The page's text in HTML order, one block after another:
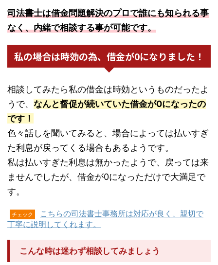
司法書士は借金問題解決のプロで誰にも知られる事
なく、内緒で相談する事が可能です。
私の場合は時効の為、借金が0になりました！
相談してみたら私の借金は時効というものだったよ
うで、 なんと督促が続いていた借金が0になったの
です！
色々話しを聞いてみると、場合によっては払いすぎ
た利息が戻ってくる場合もあるようです。
私は払いすぎた利息は無かったようで、戻っては来
ませんでしたが、借金が0になっただけで大満足で
す。
チェック
こちらの司法書士事務所は対応が良く、親切で
丁寧に説明してくれます。
こんな時は迷わず相談してみましょう